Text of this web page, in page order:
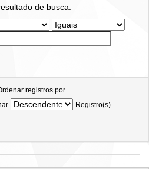
de busca.
registros por
Registro(s)